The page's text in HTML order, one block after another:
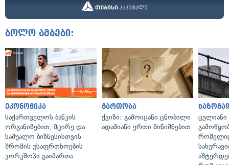
ბოლო ამბები:
ეკონომიკა
საქართველოს ბანკის
ორგანიზებით, მცირე და
საშუალო ბიზნესისთვის
შრომის უსაფრთხოების
ვორკშოპი გაიმართა
გართობა
ქვიზი: გამოიცანი ცნობილი
ადამიანი ერთი მინიშნებით
რომელიც